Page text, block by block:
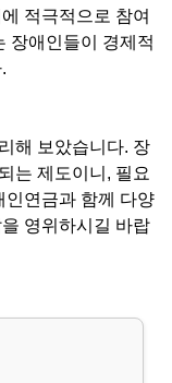
적극적으로 참여
장애인들이 경제적
해 보았습니다. 장
는 제도이니, 필요
인연금과 함께 다양
영위하시길 바랍